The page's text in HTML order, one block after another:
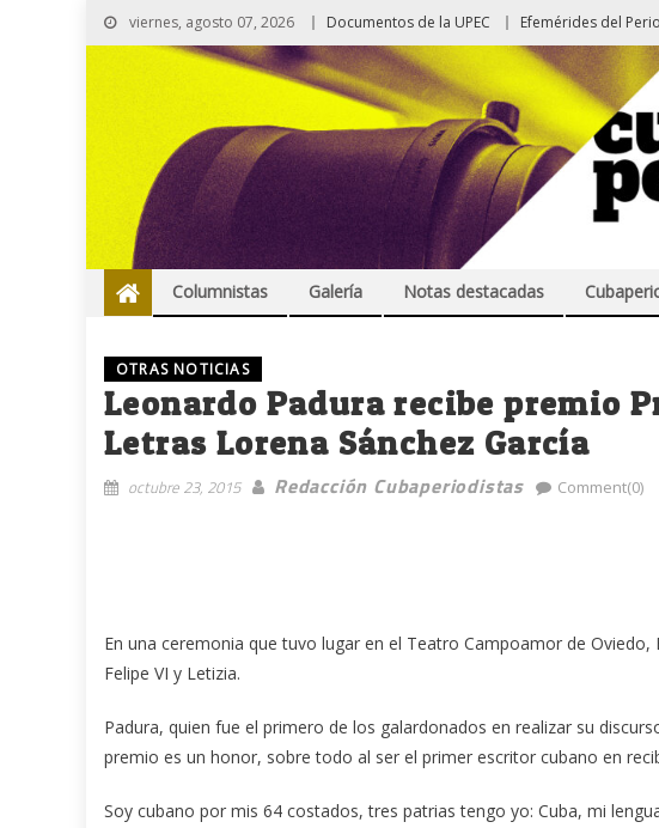
viernes, agosto 07, 2026 Documentos de la UPEC Efemérides del
Columnistas Galería Notas destacadas
OTRAS NOTICIAS
Leonardo Padura recibe premio
Letras Lorena Sánchez García
octubre 23, 2015 Redacción Cubaperiodistas Comment(0)
En una ceremonia que tuvo lugar en el Teatro Campoamor de
Felipe VI y Letizia.
Padura, quien fue el primero de los galardonados en realizar su
premio es un honor, sobre todo al ser el primer escritor cubano en
Soy cubano por mis 64 costados, tres patrias tengo yo: Cuba, mi